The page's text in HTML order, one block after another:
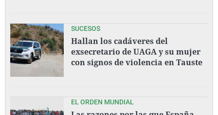
SUCESOS
Hallan los cadáveres del
exsecretario de UAGA y su mujer
con signos de violencia en Tauste
EL ORDEN MUNDIAL